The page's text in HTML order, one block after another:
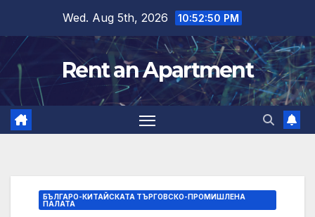
content
Wed. Aug 5th, 2026 10:52:51 PM
Rent an Apartment
БЪЛГАРО-КИТАЙСКАТА ТЪРГОВСКО-ПРОМИШЛЕНА
ПАЛАТА